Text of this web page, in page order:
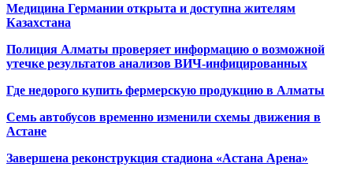
Медицина Германии открыта и доступна жителям
Казахстана
Полиция Алматы проверяет информацию о возможной
утечке результатов анализов ВИЧ-инфицированных
Где недорого купить фермерскую продукцию в Алматы
Семь автобусов временно изменили схемы движения в
Астане
Завершена реконструкция стадиона «Астана Арена»